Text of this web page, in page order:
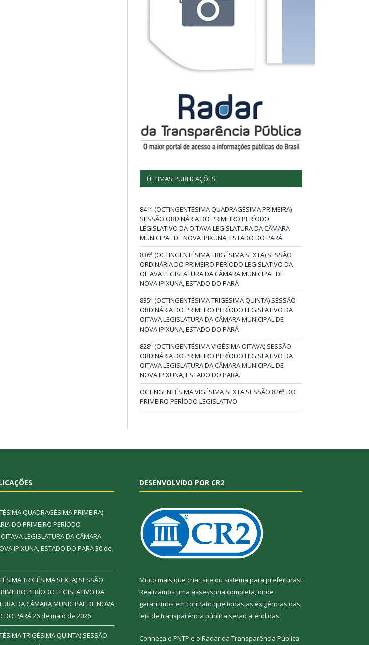
ÚLTIMAS PUBLICAÇÕES
841ª (OCTINGENTÉSIMA QUADRAGÉSIMA PRIMEIRA)
SESSÃO ORDINÁRIA DO PRIMEIRO PERÍODO
LEGISLATIVO DA OITAVA LEGISLATURA DA CÂMARA
MUNICIPAL DE NOVA IPIXUNA, ESTADO DO PARÁ
836ª (OCTINGENTÉSIMA TRIGÉSIMA SEXTA) SESSÃO
ORDINÁRIA DO PRIMEIRO PERÍODO LEGISLATIVO DA
OITAVA LEGISLATURA DA CÂMARA MUNICIPAL DE
NOVA IPIXUNA, ESTADO DO PARÁ
835ª (OCTINGENTÉSIMA TRIGÉSIMA QUINTA) SESSÃO
ORDINÁRIA DO PRIMEIRO PERÍODO LEGISLATIVO DA
OITAVA LEGISLATURA DA CÂMARA MUNICIPAL DE
NOVA IPIXUNA, ESTADO DO PARÁ
828ª (OCTINGENTÉSIMA VIGÉSIMA OITAVA) SESSÃO
ORDINÁRIA DO PRIMEIRO PERÍODO LEGISLATIVO DA
OITAVA LEGISLATURA DA CÂMARA MUNICIPAL DE
NOVA IPIXUNA, ESTADO DO PARÁ.
OCTINGENTÉSIMA VIGÉSIMA SEXTA SESSÃO 826ª DO
PRIMEIRO PERÍODO LEGISLATIVO
QUADRAGÉSIMA PRIMEIRA)
DO PRIMEIRO PERÍODO
LEGISLATURA DA CÂMARA
IPIXUNA, ESTADO DO PARÁ30 de
TRIGÉSIMA SEXTA) SESSÃO
PERÍODO LEGISLATIVO DA
DA CÂMARA MUNICIPAL DE NOVA
DO PARÁ26 de maio de 2026
TRIGÉSIMA QUINTA) SESSÃO
DESENVOLVIDO POR CR2
Muito mais que criar site ou sistema para prefeituras!
Realizamos uma assessoria completa, onde
garantimos em contrato que todas as exigências das
leis de transparência pública serão atendidas.
Conheça o PNTP e o Radar da Transparência Pública